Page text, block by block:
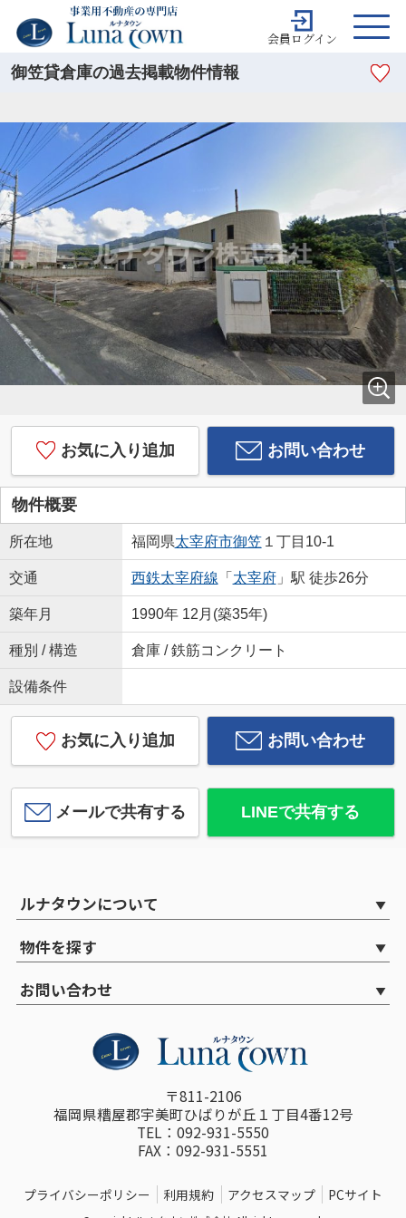
会員ログイン
御笠貸倉庫の過去掲載物件情報
お気に入り追加 お問い合わせ
物件概要
所在地 福岡県太宰府市御笠１丁目10-1
交通 西鉄太宰府線 「 太宰府」駅 徒歩26分
築年月 1990年 12月(築35年)
種別 / 構造 倉庫 / 鉄筋コンクリート
設備条件
お気に入り追加 お問い合わせ
メールで共有する LINEで共有する
ルナタウンについて
物件を探す
お問い合わせ
〒811-2106
福岡県糟屋郡宇美町ひばりが丘１丁目4番12号
TEL：092-931-5550
FAX：092-931-5551
プライバシーポリシー 利用規約 アクセスマップ PCサイト